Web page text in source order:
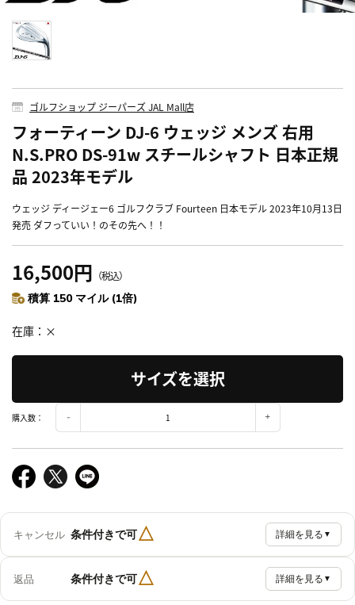
ゴルフショップ ジーパーズ JAL Mall店
フォーティーン DJ-6 ウェッジ メンズ 右用
N.S.PRO DS-91w スチールシャフト 日本正規
品 2023年モデル
ウェッジ ディージェー6 ゴルフクラブ Fourteen 日本モデル 2023年10月13日
発売 ダフっていい！のその先へ！！
16,500円 （税込）
積算 150 マイル (1倍)
在庫 ×
サイズを選択
購入数：
キャンセル 条件付きで可△ 詳細を見る ▼
返品 条件付きで可△ 詳細を見る ▼